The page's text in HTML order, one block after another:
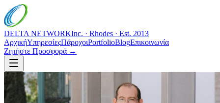
DELTA NETWORKInc. · Rhodes · Est. 2013
ΑρχικήΥπηρεσίεςΠάροχοιPortfolioBlogΕπικοινωνία
Ζητήστε Προσφορά →